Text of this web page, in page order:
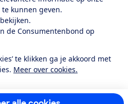
kunnen geven.
de Consumentenbond op
te klikken ga je akkoord met
Meer over cookies.
Privacyverklaring
nieuws
TwitterInstagram
YoutubeLinkedIn
de Consumentenbondmet gemiddeld